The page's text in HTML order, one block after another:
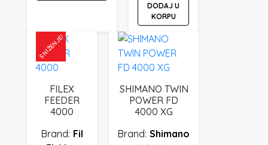
DODAJ U
KORPU
SNIŽENJE!
FILEX
FEEDER
4000
Fil
SHIMANO TWIN
POWER FD
4000 XG
Shimano